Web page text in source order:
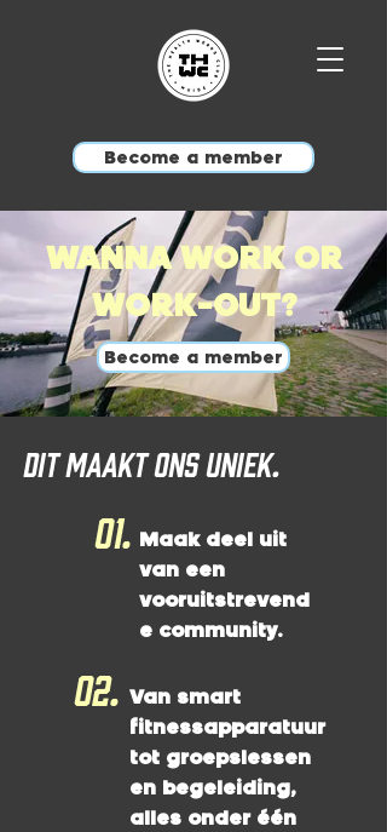
Become a member
WANNA WORK OR
WORK-OUT?
Become a member
Dit maakt ons uniek.
01.
Maak deel uit
van een
vooruitstrevend
e community.
02. Van smart
fitnessapparatuur
tot groepslessen
en begeleiding,
alles onder één